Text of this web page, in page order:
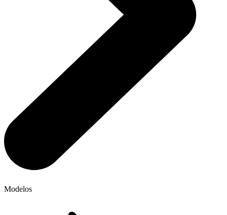
Modelos